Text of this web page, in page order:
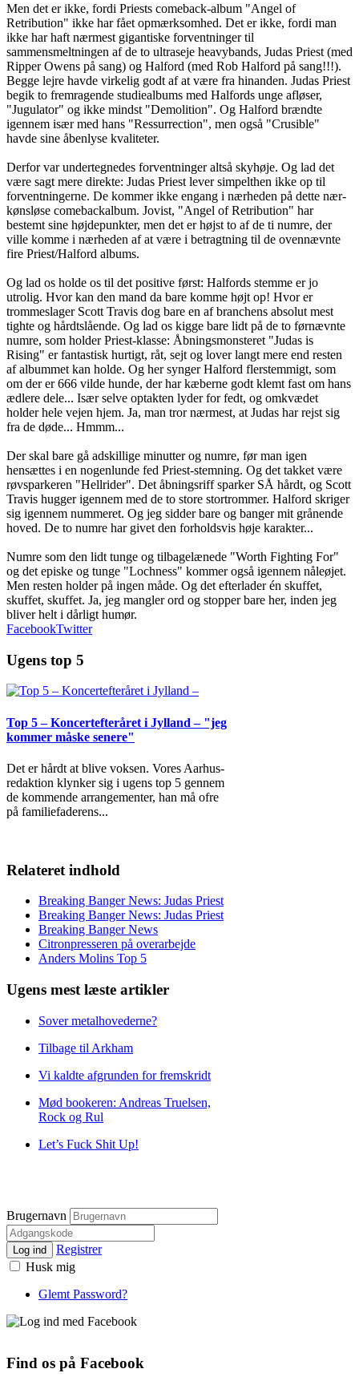
Men det er ikke, fordi Priests comeback-album "Angel of
Retribution" ikke har fået opmærksomhed. Det er ikke, fordi man
ikke har haft nærmest gigantiske forventninger til
sammensmeltningen af de to ultraseje heavybands, Judas Priest (med
Ripper Owens på sang) og Halford (med Rob Halford på sang!!!).
Begge lejre havde virkelig godt af at være fra hinanden. Judas Priest
begik to fremragende studiealbums med Halfords unge afløser,
"Jugulator" og ikke mindst "Demolition". Og Halford brændte
igennem især med hans "Ressurrection", men også "Crusible"
havde sine åbenlyse kvaliteter.
Derfor var undertegnedes forventninger altså skyhøje. Og lad det
være sagt mere direkte: Judas Priest lever simpelthen ikke op til
forventningerne. De kommer ikke engang i nærheden på dette nær-
kønsløse comebackalbum. Jovist, "Angel of Retribution" har
bestemt sine højdepunkter, men det er højst to af de ti numre, der
ville komme i nærheden af at være i betragtning til de ovennævnte
fire Priest/Halford albums.
Og lad os holde os til det positive først: Halfords stemme er jo
utrolig. Hvor kan den mand da bare komme højt op! Hvor er
trommeslager Scott Travis dog bare en af branchens absolut mest
tighte og hårdtslående. Og lad os kigge bare lidt på de to førnævnte
numre, som holder Priest-klasse: Åbningsmonsteret "Judas is
Rising" er fantastisk hurtigt, råt, sejt og lover langt mere end resten
af albummet kan holde. Og her synger Halford flerstemmigt, som
om der er 666 vilde hunde, der har kæberne godt klemt fast om hans
ædlere dele... Især selve optakten lyder for fedt, og omkvædet
holder hele vejen hjem. Ja, man tror nærmest, at Judas har rejst sig
fra de døde... Hmmm...
Der skal bare gå adskillige minutter og numre, før man igen
hensættes i en nogenlunde fed Priest-stemning. Og det takket være
røvsparkeren "Hellrider". Det åbningsriff sparker SÅ hårdt, og Scott
Travis hugger igennem med de to store stortrommer. Halford skriger
sig igennem nummeret. Og jeg sidder bare og banger mit grånende
hoved. De to numre har givet den forholdsvis høje karakter...
Numre som den lidt tunge og tilbagelænede "Worth Fighting For"
og det episke og tunge "Lochness" kommer også igennem nåleøjet.
Men resten holder på ingen måde. Og det efterlader én skuffet,
skuffet, skuffet. Ja, jeg mangler ord og stopper bare her, inden jeg
bliver helt i dårligt humør.
FacebookTwitter
Ugens top 5
Top 5 – Koncertefteråret i Jylland – "jeg
kommer måske senere"
Det er hårdt at blive voksen. Vores Aarhus-
redaktion klynker sig i ugens top 5 gennem
de kommende arrangementer, han må ofre
på familiefaderens...
Relateret indhold
Breaking Banger News: Judas Priest
Breaking Banger News: Judas Priest
Breaking Banger News
Citronpresseren på overarbejde
Anders Molins Top 5
Ugens mest læste artikler
Sover metalhovederne?
Tilbage til Arkham
Vi kaldte afgrunden for fremskridt
Mød bookeren: Andreas Truelsen,
Rock og Rul
Let’s Fuck Shit Up!
Brugernavn
Log ind
Registrer
Husk mig
Glemt Password?
Find os på Facebook